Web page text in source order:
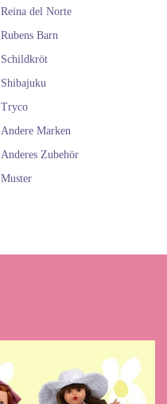
Reina del Norte
Rubens Barn
Schildkröt
Shibajuku
Tryco
Andere Marken
Anderes Zubehör
Muster